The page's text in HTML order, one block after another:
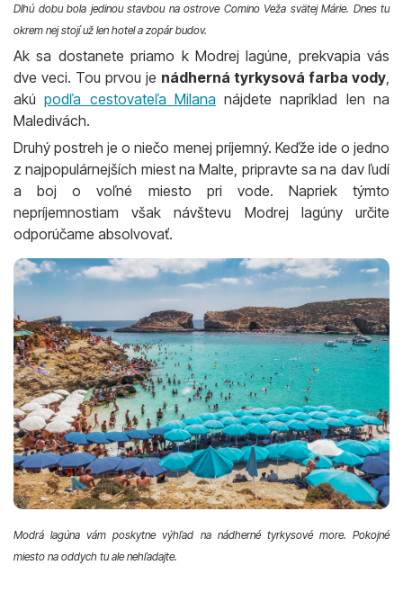
Dlhú dobu bola jedinou stavbou na ostrove Comino Veža svätej Márie. Dnes tu
okrem nej stojí už len hotel a zopár budov.
Ak sa dostanete priamo k Modrej lagúne, prekvapia vás
dve veci. Tou prvou je nádherná tyrkysová farba vody
akúpodľa cestovateľa Milana nájdete napríklad len na
Maledivách.
Druhý postreh je o niečo menej príjemný. Keďže ide o jedno
z najpopulárnejších miest na Malte, pripravte sa na dav ľudí
a boj o voľné miesto pri vode. Napriek týmto
nepríjemnostiam však návštevu Modrej lagúny určite
odporúčame absolvovať.
Modrá lagúna vám poskytne výhľad na nádherné tyrkysové more. Pokojné
miesto na oddych tu ale nehľadajte.